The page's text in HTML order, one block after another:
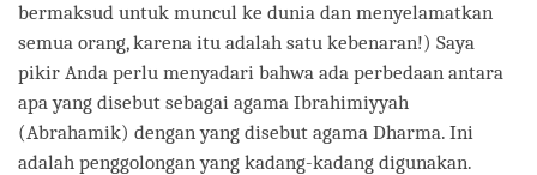
bermaksud untuk muncul ke dunia dan menyelamatkan
semua orang, karena itu adalah satu kebenaran!) Saya
pikir Anda perlu menyadari bahwa ada perbedaan antara
apa yang disebut sebagai agama Ibrahimiyyah
(Abrahamik) dengan yang disebut agama Dharma. Ini
adalah penggolongan yang kadang-kadang digunakan.